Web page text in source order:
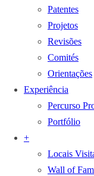
Patentes
Projetos
Revisões
Comités
Orientações
Experiência
Percurso
Portfólio
+
Locais
Wall of